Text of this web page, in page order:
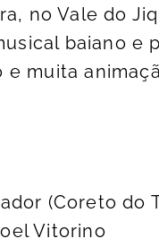
no Vale do
baiano e
e muita
(Coreto do
Vitorino